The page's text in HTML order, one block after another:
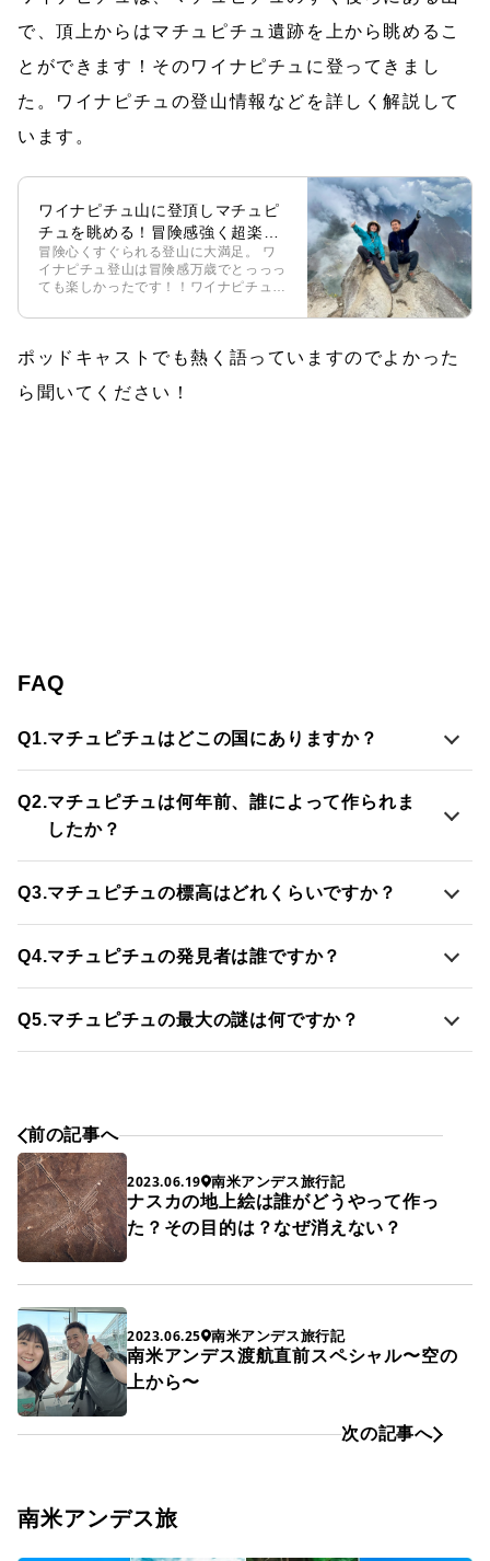
で、頂上からはマチュピチュ遺跡を上から眺めるこ
とができます！そのワイナピチュに登ってきまし
た。ワイナピチュの登山情報などを詳しく解説して
います。
ワイナピチュ山に登頂しマチュピ
チュを眺める！冒険感強く超楽し
い
冒険心くすぐられる登山に大満足。 ワ
イナピチュ登山は冒険感万歳でとっっっ
ても楽しかったです！！ワイナピチュ
で、頂上からはマチュピチュ遺跡を上か
事 バス […]
ポッドキャストでも熱く語っていますのでよかった
ら聞いてください！
FAQ
Q1.マチュピチュはどこの国にありますか？
Q2.マチュピチュは何年前、誰によって作られま
したか？
Q3.マチュピチュの標高はどれくらいですか？
Q4.マチュピチュの発見者は誰ですか？
Q5.マチュピチュの最大の謎は何ですか？
前の記事へ
2023.06.19 南米アンデス旅行記
ナスカの地上絵は誰がどうやって作っ
た？その目的は？なぜ消えない？
次の記事へ
2023.06.25 南米アンデス旅行記
南米アンデス渡航直前スペシャル〜空の
上から〜
南米アンデス旅